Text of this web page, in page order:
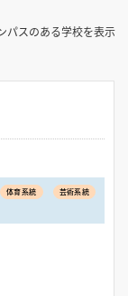
パスのある学校を表示
体育系統
芸術系統